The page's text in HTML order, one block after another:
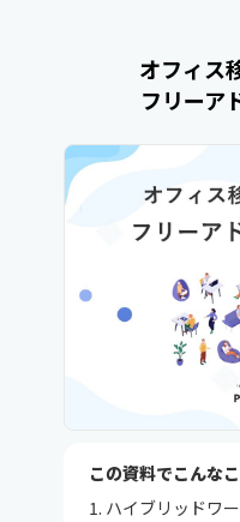
オフィス
フリーア
この資料でこんな
ハイブリッドワ